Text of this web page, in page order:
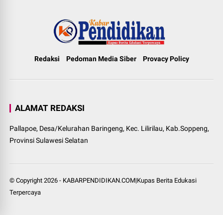
Redaksi Pedoman Media Siber Provacy Policy
ALAMAT REDAKSI
Pallapoe, Desa/Kelurahan Baringeng, Kec. Lilirilau, Kab.Soppeng,
Provinsi Sulawesi Selatan
© Copyright2026 - KABARPENDIDIKAN.COM|Kupas Berita Edukasi
Terpercaya